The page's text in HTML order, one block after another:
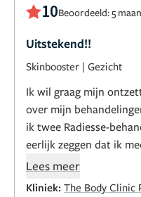
10Beoordeeld: 5
Uitstekend!!
Skinbooster | Gezicht
Ik wil graag mijn
over mijn
ik twee Radiesse-
eerlijk zeggen dat ik
over het resultaat als
Lees meer
Kliniek: The Body Clinic